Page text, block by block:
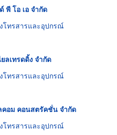
พี โอ เอ จำกัด
โทรสารและอุปกรณ์
ลเทรดดิ้ง จำกัด
โทรสารและอุปกรณ์
คอม คอนสตรัคชั่น จำกัด
โทรสารและอุปกรณ์